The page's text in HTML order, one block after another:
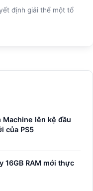
định giải thể một tổ
Machine lên kệ đầu
của PS5
16GB RAM mới thực